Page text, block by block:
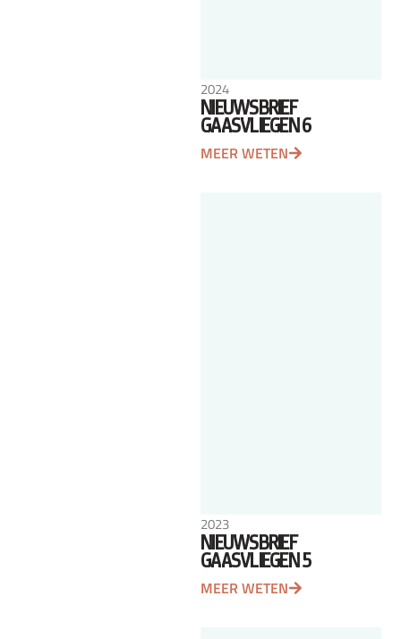
2024
NIEUWSBRIEF
GAASVLIEGEN 6
MEER WETEN
2023
NIEUWSBRIEF
GAASVLIEGEN 5
MEER WETEN